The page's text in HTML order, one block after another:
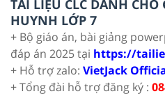
TÀI LIỆU CLC DÀNH CHO
HUYNH LỚP 7
+ Bộ giáo án, bài giảng
đáp án 2025 tại https://
+ Hỗ trợ zalo: VietJack
+ Tổng đài hỗ trợ đăng ký :